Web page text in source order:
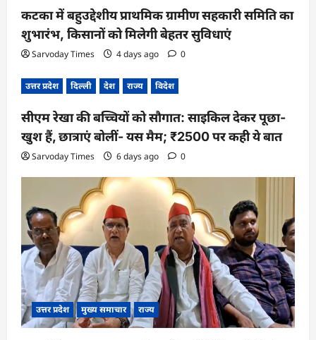
कटका में बहुउद्देशीय प्राथमिक ग्रामीण सहकारी समिति का
शुभारंभ, किसानों को मिलेगी बेहतर सुविधाएं
Sarvoday Times 4 days ago 0
उत्तर प्रदेश दिल्ली देश राज्य विदेश
सीएम रेखा की बच्चियों को सौगात: साइकिल देकर पूछा-
खुश हैं, छात्राएं बोलीं- यस मैम; ₹2500 पर कही ये बात
Sarvoday Times 6 days ago 0
उत्तर प्रदेश मुख्य समाचार राज्य